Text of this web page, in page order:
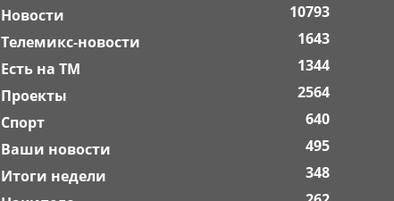
Новости
10793
Телемикс-новости
1643
Есть на ТМ
1344
Проекты
2564
Спорт
640
Ваши новости
495
Итоги недели
348